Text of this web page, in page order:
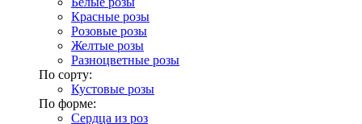
Красные розы
Розовые розы
Желтые розы
Разноцветные розы
По сорту:
Кустовые розы
По форме:
Сердца из роз